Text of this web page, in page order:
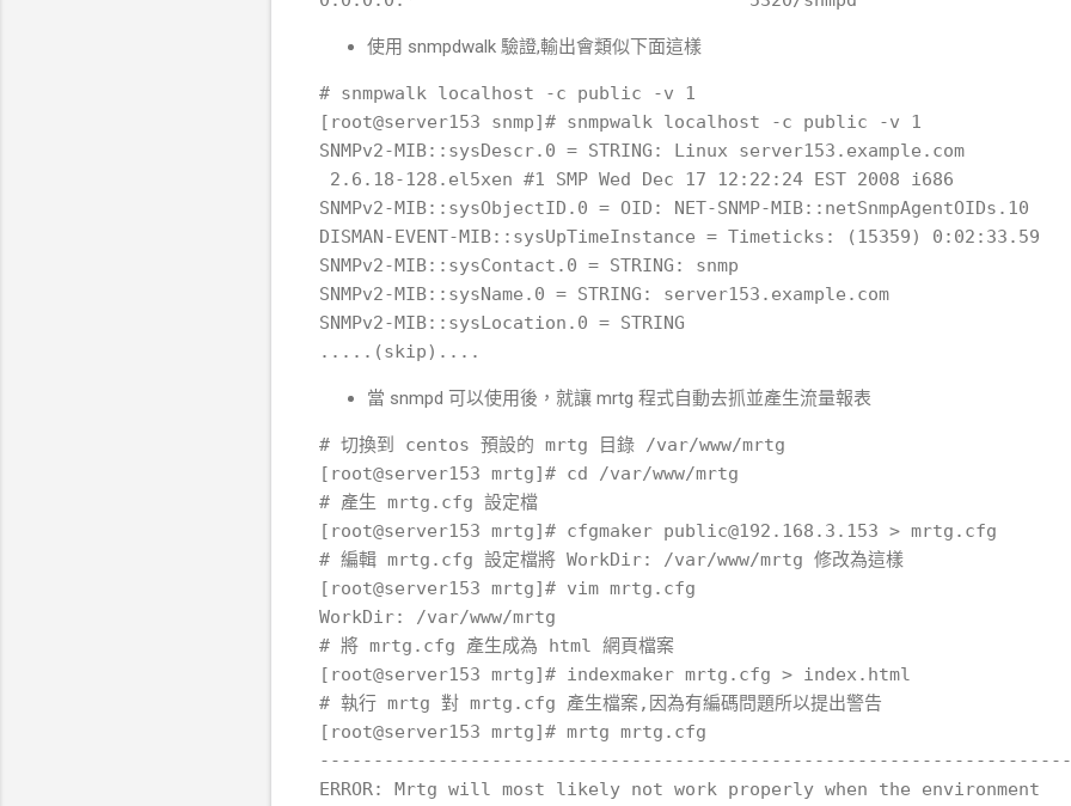
使用 snmpdwalk 驗證,輸出會類似下面這樣
# snmpwalk localhost -c public -v 1
[root@server153 snmp]# snmpwalk localhost -c public -v 1
SNMPv2-MIB::sysDescr.0 = STRING: Linux server153.example.com
2.6.18-128.el5xen #1 SMP Wed Dec 17 12:22:24 EST 2008 i686
SNMPv2-MIB::sysObjectID.0 = OID: NET-SNMP-MIB::netSnmpAgentOIDs.10
DISMAN-EVENT-MIB::sysUpTimeInstance = Timeticks: (15359) 0:02:33.59
SNMPv2-MIB::sysContact.0 = STRING: snmp
SNMPv2-MIB::sysName.0 = STRING: server153.example.com
SNMPv2-MIB::sysLocation.0 = STRING
當 snmpd 可以使用後，就讓 mrtg 程式自動去抓並產生流量報表
# 切換到 centos 預設的 mrtg 目錄 /var/www/mrtg
[root@server153 mrtg]# cd /var/www/mrtg
# 產生 mrtg.cfg 設定檔
[root@server153 mrtg]# cfgmaker public@192.168.3.153 > mrtg.cfg
# 編輯 mrtg.cfg 設定檔將 WorkDir: /var/www/mrtg 修改為這樣
[root@server153 mrtg]# vim mrtg.cfg
WorkDir: /var/www/mrtg
# 將 mrtg.cfg 產生成為 html 網頁檔案
[root@server153 mrtg]# indexmaker mrtg.cfg > index.html
# 執行 mrtg 對 mrtg.cfg 產生檔案,因為有編碼問題所以提出警告
[root@server153 mrtg]# mrtg mrtg.cfg
ERROR: Mrtg will most likely not work properly when the environment